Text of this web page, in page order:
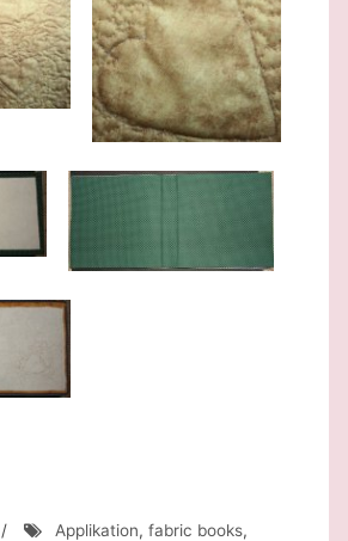
/ Applikation, fabric books,